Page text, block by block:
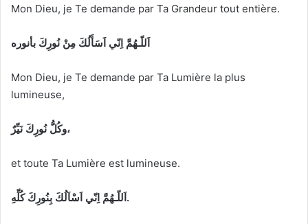
Mon Dieu, je Te demande par Ta Grandeur tout entière.
اَللّـهُمَّ اِنّي اَسَأَلُكَ مِنْ نُورِكَ بأنوره
Mon Dieu, je Te demande par Ta Lumière la plus
lumineuse,
وكُلُّ نُورِكَ نَيِّرٌ،
et toute Ta Lumière est lumineuse.
اَللّـهُمَّ اِنّي اَسْاَلُكَ بِنُورِكَ كُلِّهِ.